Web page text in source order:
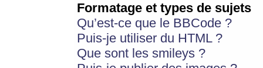
Formatage et types de sujets
Qu’est-ce que le BBCode ?
Puis-je utiliser du HTML ?
Que sont les smileys ?